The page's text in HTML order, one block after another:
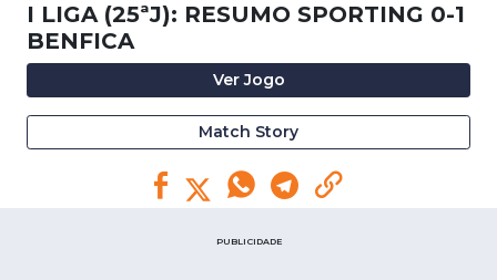
I LIGA (25ªJ): RESUMO SPORTING 0-1
BENFICA
Ver Jogo
Match Story
PUBLICIDADE